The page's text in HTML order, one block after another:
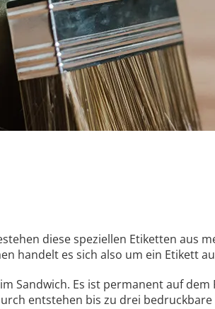
diese speziellen Etiketten aus
handelt es sich also um ein Etikett
Sandwich. Es ist permanent auf
entstehen bis zu drei